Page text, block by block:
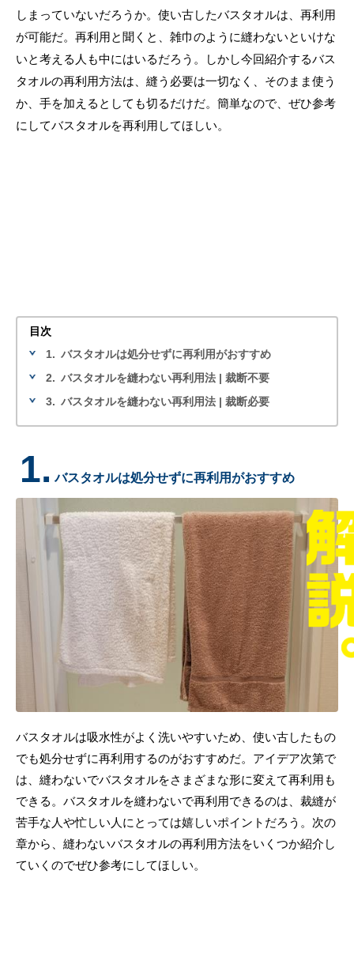
しまっていないだろうか。使い古したバスタオルは、再利用
が可能だ。再利用と聞くと、雑巾のように縫わないといけな
いと考える人も中にはいるだろう。しかし今回紹介するバス
タオルの再利用方法は、縫う必要は一切なく、そのまま使う
か、手を加えるとしても切るだけだ。簡単なので、ぜひ参考
にしてバスタオルを再利用してほしい。
目次
1. バスタオルは処分せずに再利用がおすすめ
2. バスタオルを縫わない再利用法 | 裁断不要
3. バスタオルを縫わない再利用法 | 裁断必要
1. バスタオルは処分せずに再利用がおすすめ
バスタオルは吸水性がよく洗いやすいため、使い古したもの
でも処分せずに再利用するのがおすすめだ。アイデア次第で
は、縫わないでバスタオルをさまざまな形に変えて再利用も
できる。バスタオルを縫わないで再利用できるのは、裁縫が
苦手な人や忙しい人にとっては嬉しいポイントだろう。次の
章から、縫わないバスタオルの再利用方法をいくつか紹介し
ていくのでぜひ参考にしてほしい。